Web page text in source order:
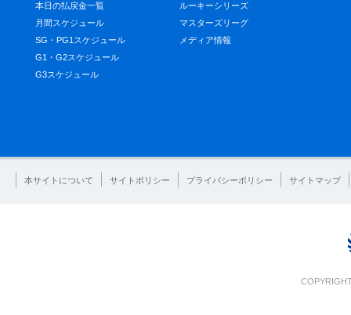
本日の払戻金一覧
月間スケジュール
SG・PG1スケジュール
G1・G2スケジュール
G3スケジュール
ルーキーシリーズ
マスターズリーグ
メディア情報
本サイトについて サイトポリシー プライバシーポリシー サイトマップ